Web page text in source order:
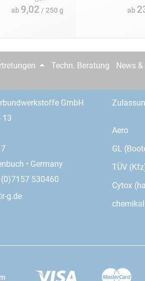
ab 9,02 / 250 g ab
Techn. Beratung News
GmbH
13
• Germany
530460
g.de
Aero
GL
TÜV
Cytox